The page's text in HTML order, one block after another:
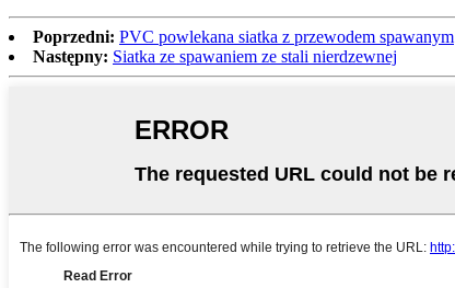
Poprzedni: PVC powlekana siatka z przewodem spawanym
Następny: Siatka ze spawaniem ze stali nierdzewnej